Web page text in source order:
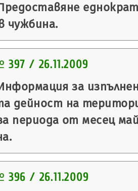
чужбина.
397 / 26.11.2009
за
дейност на
периода от месец
396 / 26.11.2009